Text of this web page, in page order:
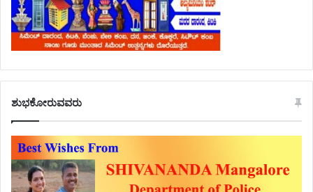
ಶುಭಕೋರುವವರು